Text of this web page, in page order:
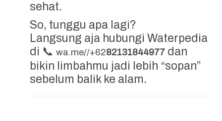
sehat.
So, tunggu apa lagi?
Langsung aja hubungi Waterpedia
di 📞 wa.me//+6282131844977 dan
bikin limbahmu jadi lebih “sopan”
sebelum balik ke alam.